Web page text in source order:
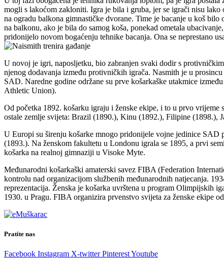
mogli s lakoćom zakloniti. Igra je bila i gruba, jer se igrači nisu
na ogradu balkona gimnastičke dvorane. Time je bacanje u koš
na balkonu, ako je bila do samog koša, ponekad ometala
pridonijelo novom bogaćenju tehnike bacanja. Ona se neprestano
U novoj je igri, naposljetku, bio zabranjen svaki dodir s
njenog dodavanja između protivničkih igrača. Nasmith je u
SAD. Naredne godine održane su prve košarkaške utakmice
Athletic Union).
Od početka 1892. košarku igraju i ženske ekipe, i to u prvo vrijeme
ostale zemlje svijeta: Brazil (1890.), Kinu (1892.), Filipine (1898.),
U Europi su širenju košarke mnogo pridonijele vojne jedinice SAD
(1893.). Na ženskom fakultetu u Londonu igrala se 1895, a prvi
košarka na realnoj gimnaziji u Visoke Myte.
Međunarodni košarkaški amaterski savez FIBA (Federation
kontrolu nad organizacijom službenih međunarodnih natjecanja.
reprezentacija. Ženska je košarka uvrštena u program Olimpijskih
1930. u Pragu. FIBA organizira prvenstvo svijeta za ženske ekipe
Pratite nas
Facebook Instagram X-twitter PinterestYoutube